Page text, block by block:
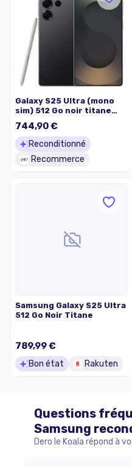
Galaxy S25 Ultra (mono
sim) 512 Go noir titane
reconditionné
744,90 €
Reconditionné
Recommerce
Samsung Galaxy S25 Ultra
512 Go Noir Titane
789,99 €
Bon état Rakuten
Questions
Samsung
Dero le Koala répond à